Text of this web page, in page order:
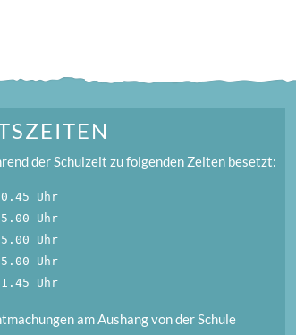
der Schulzeit zu folgenden Zeiten besetzt:
Uhr
Uhr
Uhr
Uhr
Uhr
am Aushang von der Schule